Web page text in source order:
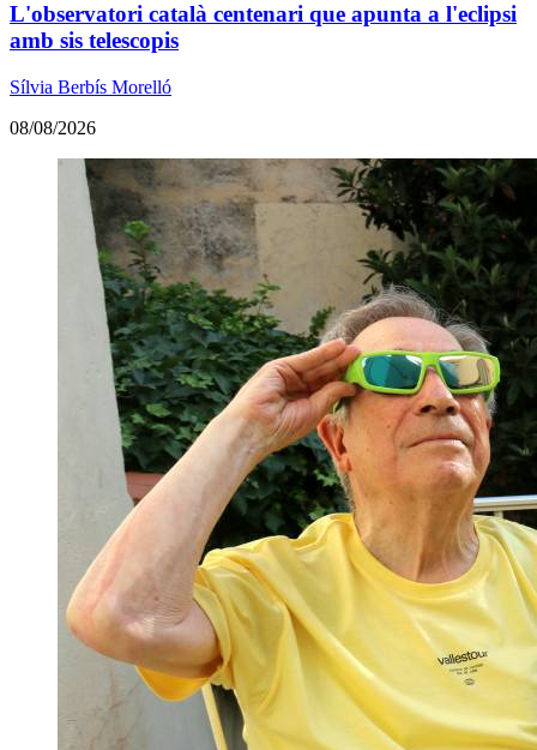
L'observatori català centenari que apunta a l'eclipsi
amb sis telescopis
Sílvia Berbís Morelló
08/08/2026